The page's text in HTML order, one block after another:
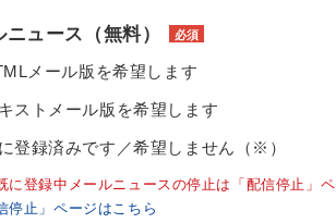
ニュース（無料） 必須
メール版を希望します
ストメール版を希望します
登録済みです／希望しません（※）
に登録中メールニュースの停止は「配信停止」
停止」ページはこちら